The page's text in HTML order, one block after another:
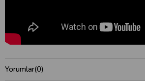
Yorumlar(0)